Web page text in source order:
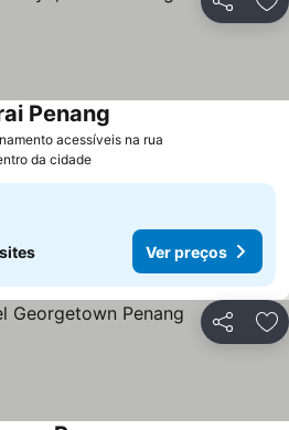
Partilhar
acessíveis na rua
Penang
da cidade
Ver preços
Partilhar